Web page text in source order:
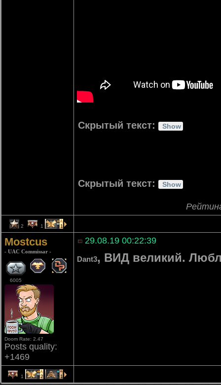
Скрытый текст:
Скрытый текст:
2 1 1
Mostcus
- UAC Commissar -
6005
Doom Rate: 2.47
Posts quality:
+1469
29.08.19 00:22:39
Dant3, ВИД великий.
1 2 1